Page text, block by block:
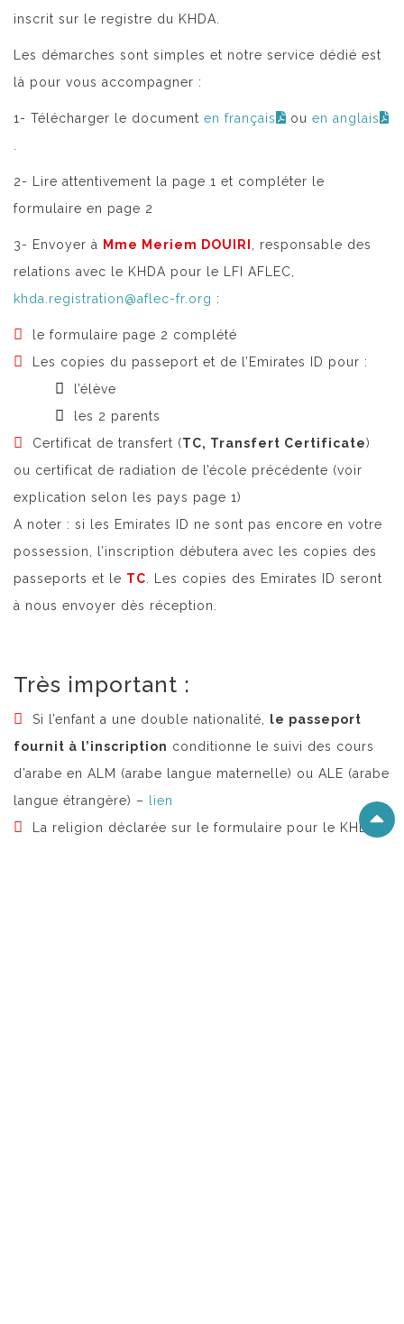
inscrit sur le registre du KHDA.
Les démarches sont simples et notre service dédié est
là pour vous accompagner :
1- Télécharger le document en français ou en anglais
2- Lire attentivement la page 1 et compléter le
formulaire en page 2
3- Envoyer à Mme Meriem DOUIRI
, responsable des
relations avec le KHDA pour le LFI AFLEC,
khda.registration@aflec-fr.org :
le formulaire page 2 complété
Les copies du passeport et de l’Emirates ID pour :
l’élève
les 2 parents
Certificat de transfert (TC, Transfert Certificate)
ou certificat de radiation de l’école précédente (voir
explication selon les pays page 1)
A noter : si les Emirates ID ne sont pas encore en votre
possession, l’inscription débutera avec les copies des
passeports et le TC . Les copies des Emirates ID seront
à nous envoyer dès réception.
Très important :
Si l’enfant a une double nationalité, le passeport
fournit à l’inscription conditionne le suivi des cours
d’arabe en ALM (arabe langue maternelle) ou ALE (arabe
langue étrangère) – lien
La religion déclarée sur le formulaire pour le KHDA